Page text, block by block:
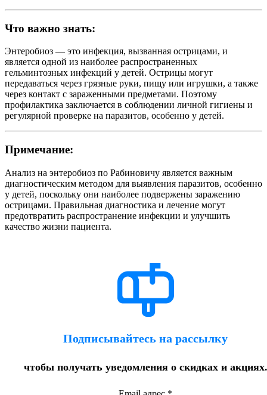
Что важно знать:
Энтеробиоз — это инфекция, вызванная острицами, и
является одной из наиболее распространенных
гельминтозных инфекций у детей. Острицы могут
передаваться через грязные руки, пищу или игрушки, а также
через контакт с зараженными предметами. Поэтому
профилактика заключается в соблюдении личной гигиены и
регулярной проверке на паразитов, особенно у детей.
Примечание:
Анализ на энтеробиоз по Рабиновичу является важным
диагностическим методом для выявления паразитов, особенно
у детей, поскольку они наиболее подвержены заражению
острицами. Правильная диагностика и лечение могут
предотвратить распространение инфекции и улучшить
качество жизни пациента.
Подписывайтесь на рассылку
чтобы получать уведомления о скидках и акциях.